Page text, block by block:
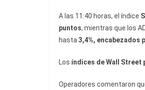
A las 11:40 horas, el índice
puntos, mientras que los
hasta3,4%, encabezados
Los índices de Wall Street
Operadores comentaron